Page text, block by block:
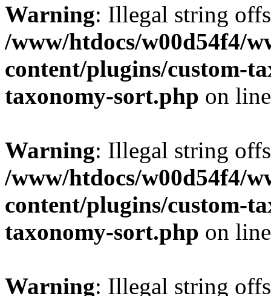
Warning: Illegal string
/www/htdocs/w00d54f4/
content/plugins/custom-
taxonomy-sort.php on
Warning: Illegal string
/www/htdocs/w00d54f4/
content/plugins/custom-
taxonomy-sort.php on
Warning: Illegal string